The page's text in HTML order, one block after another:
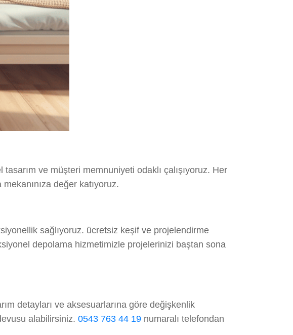
ve müşteri memnuniyeti odaklı çalışıyoruz. Her
değer katıyoruz.
sağlıyoruz. ücretsiz keşif ve projelendirme
depolama hizmetimizle projelerinizi baştan sona
detayları ve aksesuarlarına göre değişkenlik
alabilirsiniz. 0543 763 44 19 numaralı telefondan